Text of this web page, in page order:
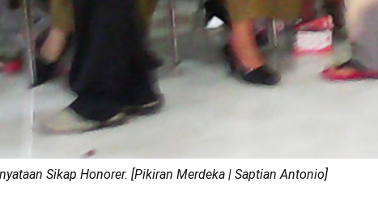
Sikap Honorer. [Pikiran Merdeka | Saptian Antonio]